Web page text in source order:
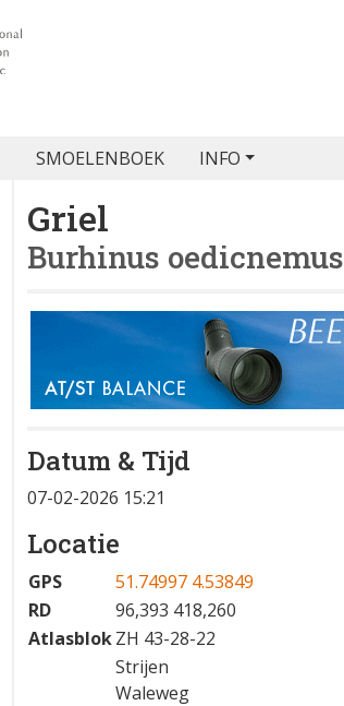
SMOELENBOEK INFO
Griel
Burhinus oedicnemus
Datum & Tijd
07-02-2026 15:21
Locatie
GPS
51.74997 4.53849
RD
96,393 418,260
AtlasblokZH 43-28-22
Strijen
Waleweg